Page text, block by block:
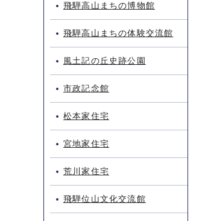
飛騨高山まちの博物館
飛騨高山まちの体験交流館
風土記の丘史跡公園
市政記念館
松本家住宅
宮地家住宅
荒川家住宅
飛騨位山文化交流館